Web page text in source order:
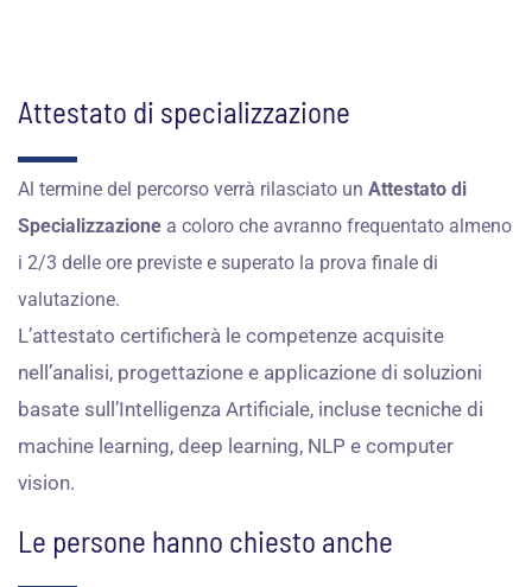
Attestato di specializzazione
Al termine del percorso verrà rilasciato un Attestato di
Specializzazione a coloro che avranno frequentato almeno
i 2/3 delle ore previste e superato la prova finale di
valutazione.
L’attestato certificherà le competenze acquisite
nell’analisi, progettazione e applicazione di soluzioni
basate sull’Intelligenza Artificiale, incluse tecniche di
machine learning, deep learning, NLP e computer
vision.
Le persone hanno chiesto anche